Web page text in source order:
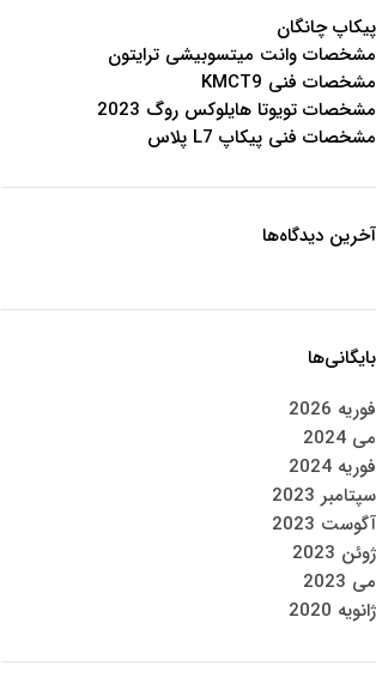
پیکاپ چانگان
مشخصات وانت میتسوبیشی ترایتون
مشخصات فنی KMCT9
مشخصات تویوتا هایلوکس روگ 2023
مشخصات فنی پیکاپ L7 پلاس
آخرین دیدگاه‌ها
بایگانی‌ها
فوریه 2026
می 2024
فوریه 2024
سپتامبر 2023
آگوست 2023
ژوئن 2023
می 2023
ژانویه 2020